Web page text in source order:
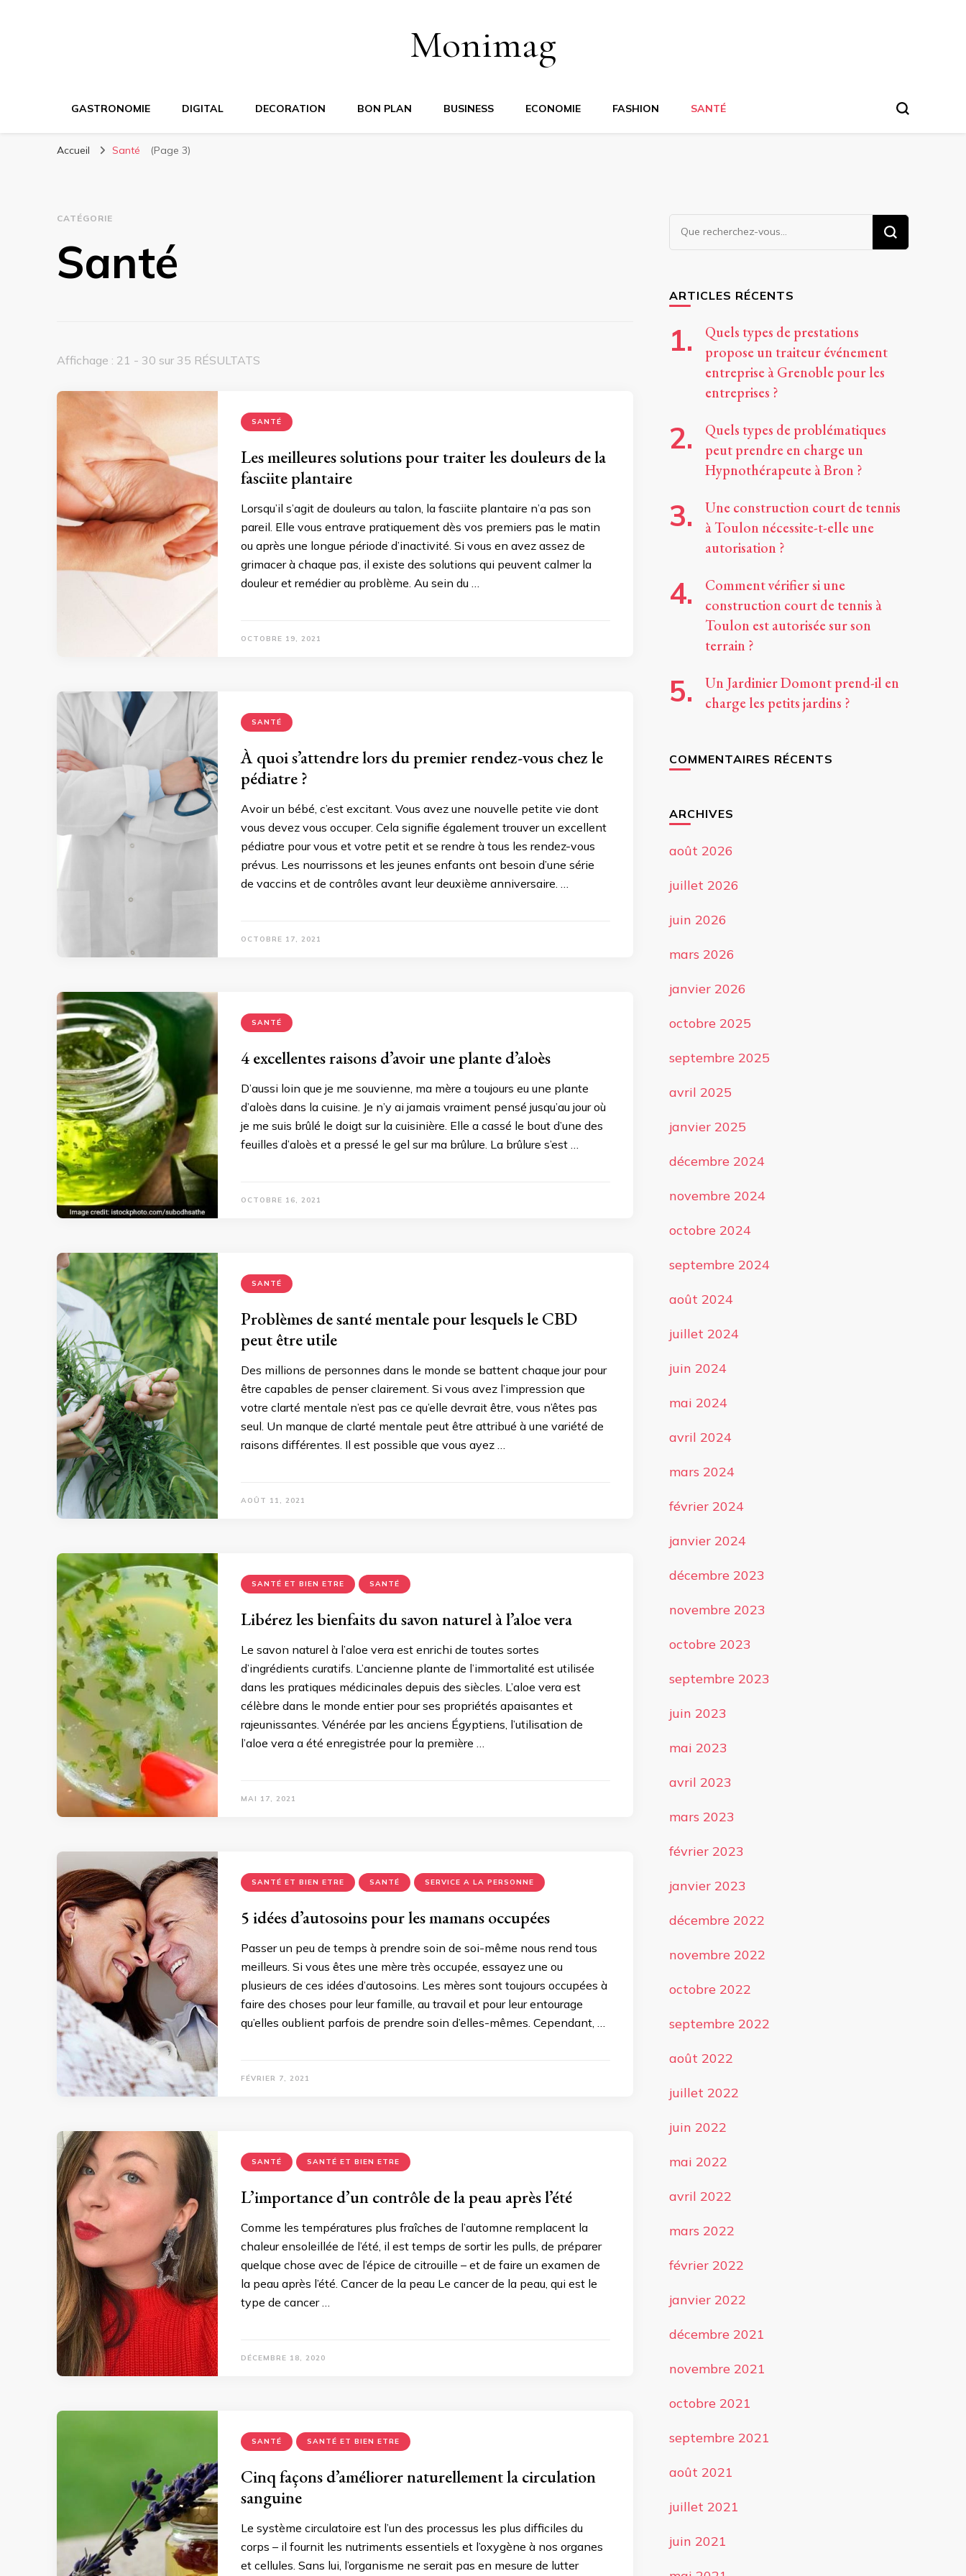
Monimag
GASTRONOMIE DIGITAL DECORATION BON PLAN BUSINESS ECONOMIE FASHION SANTÉ
Accueil Santé (Page 3)
CATÉGORIE
Santé
Affichage : 21 - 30 sur 35 RÉSULTATS
SANTÉ
Les meilleures solutions pour traiter les douleurs de la
fasciite plantaire
Lorsqu’il s’agit de douleurs au talon, la fasciite plantaire n’a pas son
pareil. Elle vous entrave pratiquement dès vos premiers pas le matin
ou après une longue période d’inactivité. Si vous en avez assez de
grimacer à chaque pas, il existe des solutions qui peuvent calmer la
douleur et remédier au problème. Au sein du …
OCTOBRE 19, 2021
SANTÉ
À quoi s’attendre lors du premier rendez-vous chez le
pédiatre ?
Avoir un bébé, c’est excitant. Vous avez une nouvelle petite vie dont
vous devez vous occuper. Cela signifie également trouver un excellent
pédiatre pour vous et votre petit et se rendre à tous les rendez-vous
prévus. Les nourrissons et les jeunes enfants ont besoin d’une série
de vaccins et de contrôles avant leur deuxième anniversaire. …
OCTOBRE 17, 2021
SANTÉ
4 excellentes raisons d’avoir une plante d’aloès
D’aussi loin que je me souvienne, ma mère a toujours eu une plante
d’aloès dans la cuisine. Je n’y ai jamais vraiment pensé jusqu’au jour où
je me suis brûlé le doigt sur la cuisinière. Elle a cassé le bout d’une des
feuilles d’aloès et a pressé le gel sur ma brûlure. La brûlure s’est …
OCTOBRE 16, 2021
SANTÉ
Problèmes de santé mentale pour lesquels le CBD
peut être utile
Des millions de personnes dans le monde se battent chaque jour pour
être capables de penser clairement. Si vous avez l’impression que
votre clarté mentale n’est pas ce qu’elle devrait être, vous n’êtes pas
seul. Un manque de clarté mentale peut être attribué à une variété de
raisons différentes. Il est possible que vous ayez …
AOÛT 11, 2021
SANTÉ ET BIEN ETRE SANTÉ
Libérez les bienfaits du savon naturel à l’aloe vera
Le savon naturel à l’aloe vera est enrichi de toutes sortes
d’ingrédients curatifs. L’ancienne plante de l’immortalité est utilisée
dans les pratiques médicinales depuis des siècles. L’aloe vera est
célèbre dans le monde entier pour ses propriétés apaisantes et
rajeunissantes. Vénérée par les anciens Égyptiens, l’utilisation de
l’aloe vera a été enregistrée pour la première …
MAI 17, 2021
SANTÉ ET BIEN ETRE SANTÉ SERVICE A LA PERSONNE
5 idées d’autosoins pour les mamans occupées
Passer un peu de temps à prendre soin de soi-même nous rend tous
meilleurs. Si vous êtes une mère très occupée, essayez une ou
plusieurs de ces idées d’autosoins. Les mères sont toujours occupées à
faire des choses pour leur famille, au travail et pour leur entourage
qu’elles oublient parfois de prendre soin d’elles-mêmes. Cependant, …
FÉVRIER 7, 2021
SANTÉ SANTÉ ET BIEN ETRE
L’importance d’un contrôle de la peau après l’été
Comme les températures plus fraîches de l’automne remplacent la
chaleur ensoleillée de l’été, il est temps de sortir les pulls, de préparer
quelque chose avec de l’épice de citrouille – et de faire un examen de
la peau après l’été. Cancer de la peau Le cancer de la peau, qui est le
type de cancer …
DÉCEMBRE 18, 2020
SANTÉ SANTÉ ET BIEN ETRE
Cinq façons d’améliorer naturellement la circulation
sanguine
Le système circulatoire est l’un des processus les plus difficiles du
corps – il fournit les nutriments essentiels et l’oxygène à nos organes
et cellules. Sans lui, l’organisme ne serait pas en mesure de lutter
Vous
recherchiez
ARTICLES RÉCENTS
Quels types de prestations
propose un traiteur événement
entreprise à Grenoble pour les
entreprises ?
Quels types de problématiques
peut prendre en charge un
Hypnothérapeute à Bron ?
Une construction court de tennis
à Toulon nécessite-t-elle une
autorisation ?
Comment vérifier si une
construction court de tennis à
Toulon est autorisée sur son
terrain ?
Un Jardinier Domont prend-il en
charge les petits jardins ?
COMMENTAIRES RÉCENTS
ARCHIVES
août 2026
juillet 2026
juin 2026
mars 2026
janvier 2026
octobre 2025
septembre 2025
avril 2025
janvier 2025
décembre 2024
novembre 2024
octobre 2024
septembre 2024
août 2024
juillet 2024
juin 2024
mai 2024
avril 2024
mars 2024
février 2024
janvier 2024
décembre 2023
novembre 2023
octobre 2023
septembre 2023
juin 2023
mai 2023
avril 2023
mars 2023
février 2023
janvier 2023
décembre 2022
novembre 2022
octobre 2022
septembre 2022
août 2022
juillet 2022
juin 2022
mai 2022
avril 2022
mars 2022
février 2022
janvier 2022
décembre 2021
novembre 2021
octobre 2021
septembre 2021
août 2021
juillet 2021
juin 2021